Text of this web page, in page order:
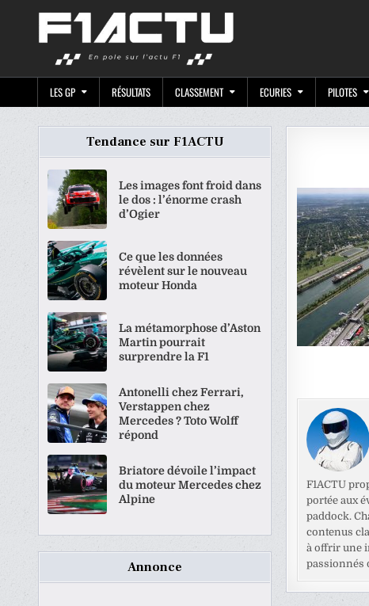
LES GP RÉSULTATS CLASSEMENT ECURIES PILOTES
F1ACTU
portée aux
paddock.
contenus
à offrir une
passionnés
Tendance sur F1ACTU
Les images font froid dans
le dos : l’énorme crash
d’Ogier
Ce que les données
révèlent sur le nouveau
moteur Honda
La métamorphose d’Aston
Martin pourrait
surprendre la F1
Antonelli chez Ferrari,
Verstappen chez
Mercedes ? Toto Wolff
répond
Briatore dévoile l’impact
du moteur Mercedes chez
Alpine
Annonce